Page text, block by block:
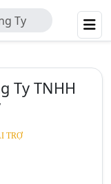
Ty
Quý
Ty TNHH
TRỢ